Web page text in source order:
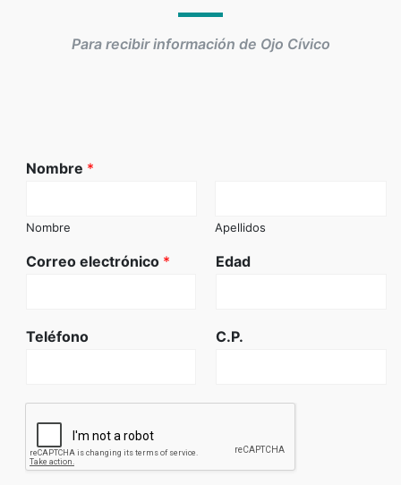
Para recibir información de Ojo Cívico
Nombre *
Nombre Apellidos
Correo electrónico * Edad
Teléfono C.P.